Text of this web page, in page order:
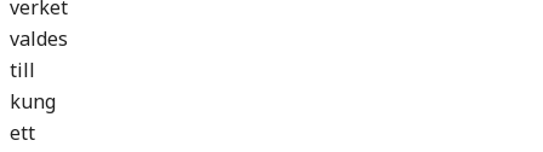
valdes
till
kung
ett